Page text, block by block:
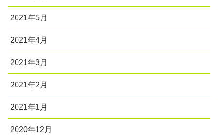
2021年5月
2021年4月
2021年3月
2021年2月
2021年1月
2020年12月